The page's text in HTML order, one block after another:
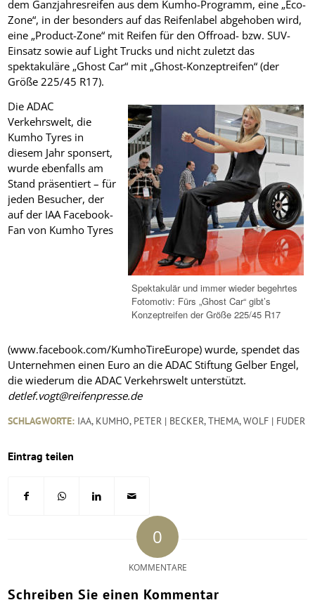
dem Ganzjahresreifen aus dem Kumho-Programm, eine „Eco-
Zone“, in der besonders auf das Reifenlabel abgehoben wird,
eine „Product-Zone“ mit Reifen für den Offroad- bzw. SUV-
Einsatz sowie auf Light Trucks und nicht zuletzt das
spektakuläre „Ghost Car“ mit „Ghost-Konzeptreifen“ (der
Größe 225/45 R17).
Spektakulär und immer wieder begehrtes
Fotomotiv: Fürs „Ghost Car“ gibt’s
Konzeptreifen der Größe 225/45 R17
Die ADAC
Verkehrswelt, die
Kumho Tyres in
diesem Jahr sponsert,
wurde ebenfalls am
Stand präsentiert – für
jeden Besucher, der
auf der IAA Facebook-
Fan von Kumho Tyres
(www.facebook.com/KumhoTireEurope) wurde, spendet das
Unternehmen einen Euro an die ADAC Stiftung Gelber Engel,
die wiederum die ADAC Verkehrswelt unterstützt.
detlef.vogt@reifenpresse.de
SCHLAGWORTE: IAA, KUMHO, PETER | BECKER,THEMA,WOLF | FUDER
Eintrag teilen
0
KOMMENTARE
Schreiben Sie einen Kommentar